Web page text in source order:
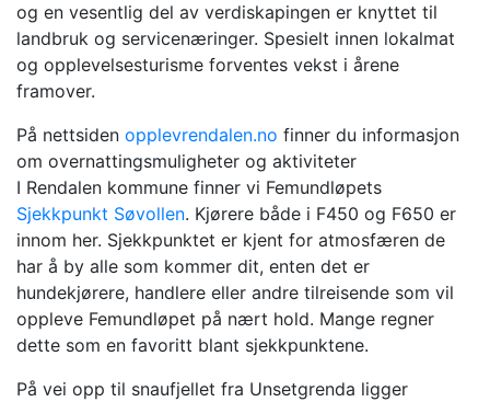
og en vesentlig del av verdiskapingen er knyttet til
landbruk og servicenæringer. Spesielt innen lokalmat
og opplevelsesturisme forventes vekst i årene
framover.
På nettsiden opplevrendalen.no finner du informasjon
om overnattingsmuligheter og aktiviteter
I Rendalen kommune finner vi Femundløpets
Sjekkpunkt Søvollen. Kjørere både i F450 og F650 er
innom her. Sjekkpunktet er kjent for atmosfæren de
har å by alle som kommer dit, enten det er
hundekjørere, handlere eller andre tilreisende som vil
oppleve Femundløpet på nært hold. Mange regner
dette som en favoritt blant sjekkpunktene.
På vei opp til snaufjellet fra Unsetgrenda ligger